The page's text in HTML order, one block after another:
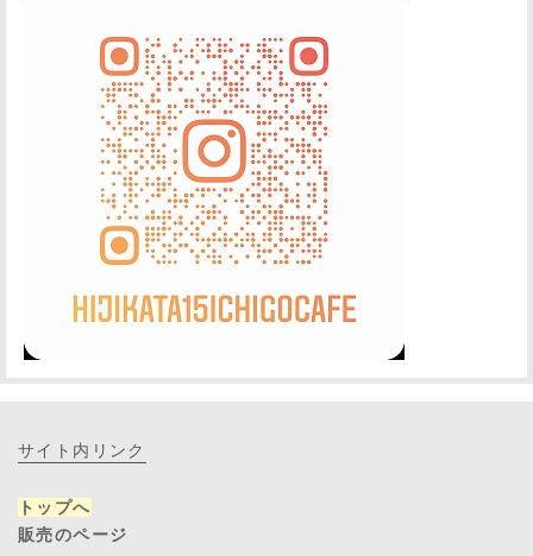
サイト内リンク
トップへ
販売のページ